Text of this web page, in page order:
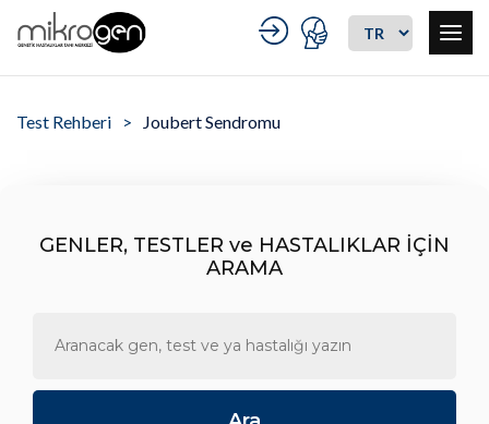
Test Rehberi Joubert Sendromu
GENLER, TESTLER ve HASTALIKLAR İÇİN
ARAMA